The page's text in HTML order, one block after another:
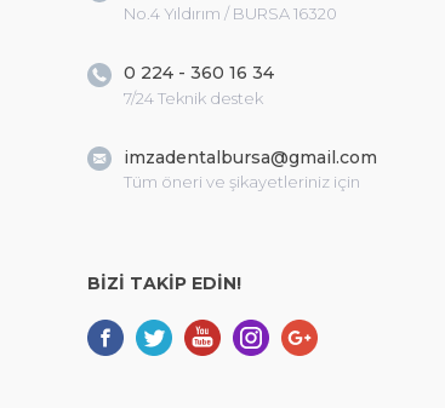
No.4 Yıldırım / BURSA 16320
0 224 - 360 16 34
7/24 Teknik destek
imzadentalbursa@gmail.com
Tüm öneri ve şikayetleriniz için
BİZİ TAKİP EDİN!